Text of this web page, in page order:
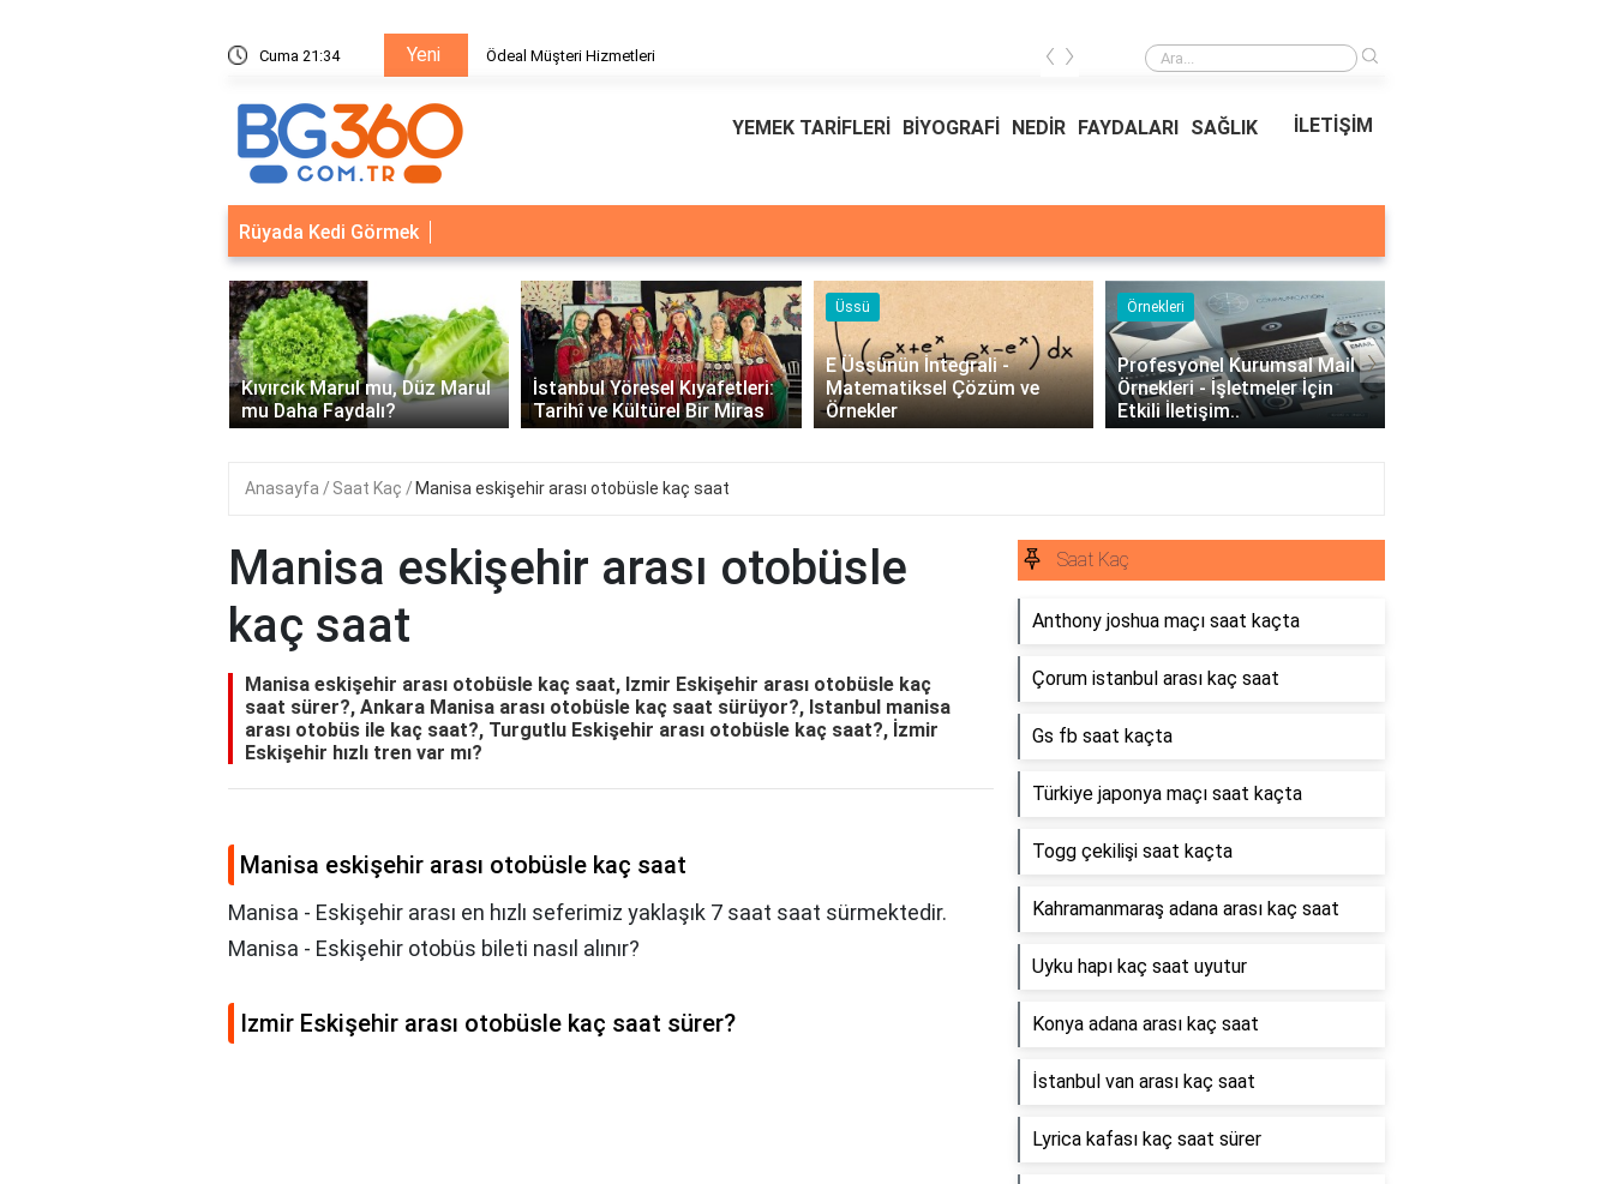
Cuma 21:34 Yeni
Sistemleri: Akıllı Kilit ve Çelik Gövde Çözümleri Ödeal Müşteri Hizmetleri Ödeal Müşteri Hizmetleri
‹ ›
YEMEK TARİFLERİ BİYOGRAFİ NEDİR FAYDALARI SAĞLIK İLETİŞİM
Rüyada Kedi Görmek
Kıvırcık Marul mu, Düz Marul
mu Daha Faydalı?
İstanbul Yöresel Kıyafetleri:
Tarihî ve Kültürel Bir Miras
Üssü
E Üssünün İntegrali -
Matematiksel Çözüm ve
Örnekler
Örnekleri
Profesyonel Kurumsal Mail
Örnekleri - İşletmeler İçin
Etkili İletişim..
‹ ›
Anasayfa Saat Kaç Manisa eskişehir arası otobüsle kaç saat
Manisa eskişehir arası otobüsle
kaç saat
Manisa eskişehir arası otobüsle kaç saat, Izmir Eskişehir arası otobüsle kaç
saat sürer?, Ankara Manisa arası otobüsle kaç saat sürüyor?, Istanbul manisa
arası otobüs ile kaç saat?, Turgutlu Eskişehir arası otobüsle kaç saat?, İzmir
Eskişehir hızlı tren var mı?
Manisa eskişehir arası otobüsle kaç saat
Manisa - Eskişehir arası en hızlı seferimiz yaklaşık 7 saat saat sürmektedir.
Manisa - Eskişehir otobüs bileti nasıl alınır?
Izmir Eskişehir arası otobüsle kaç saat sürer?
Saat Kaç
Anthony joshua maçı saat kaçta
Çorum istanbul arası kaç saat
Gs fb saat kaçta
Türkiye japonya maçı saat kaçta
Togg çekilişi saat kaçta
Kahramanmaraş adana arası kaç saat
Uyku hapı kaç saat uyutur
Konya adana arası kaç saat
İstanbul van arası kaç saat
Lyrica kafası kaç saat sürer